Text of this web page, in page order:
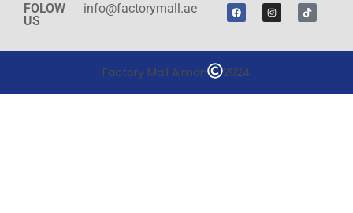
FOLOW
US
info@factorymall.ae
Factory Mall Ajman 2024